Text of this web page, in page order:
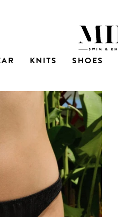
KNITS SHOES